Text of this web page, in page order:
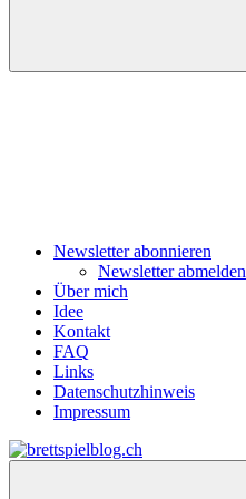
Newsletter abonnieren
Newsletter abmelden
Über mich
Idee
Kontakt
FAQ
Links
Datenschutzhinweis
Impressum
Zum
Inhalt